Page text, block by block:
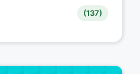
(137)